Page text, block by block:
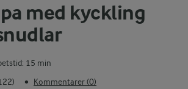
med kyckling
15 min
• Kommentarer (0)